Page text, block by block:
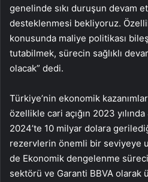
genelinde sıkı duruşun devam
desteklenmesi bekliyoruz.
konusunda maliye politikası
tutabilmek, sürecin sağlıklı
olacak” dedi.
Türkiye’nin ekonomik
özellikle cari açığın 2023
2024’te 10 milyar dolara
rezervlerin önemli bir seviyeye
de Ekonomik dengelenme
sektörü ve Garanti BBVA olarak